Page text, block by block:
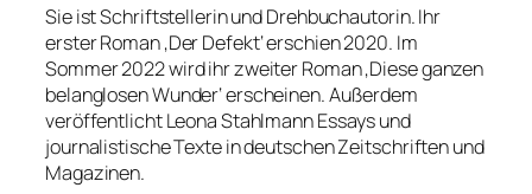
Sie ist Schriftstellerin und Drehbuchautorin. Ihr
erster Roman ‚Der Defekt‘ erschien 2020. Im
Sommer 2022 wird ihr zweiter Roman ‚Diese ganzen
belanglosen Wunder‘ erscheinen. Außerdem
veröffentlicht Leona Stahlmann Essays und
journalistische Texte in deutschen Zeitschriften und
Magazinen.